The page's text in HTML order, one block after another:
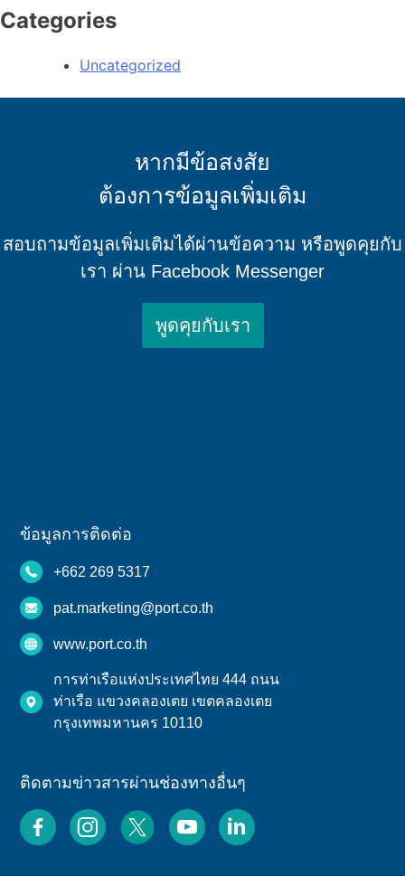
Categories
Uncategorized
หากมีข้อสงสัย
ต้องการข้อมูลเพิ่มเติม
สอบถามข้อมูลเพิ่มเติมได้ผ่านข้อความ หรือพูดคุยกับ
เรา ผ่าน Facebook Messenger
พูดคุยกับเรา
ข้อมูลการติดต่อ
+662 269 5317
pat.marketing@port.co.th
www.port.co.th
การท่าเรือแห่งประเทศไทย 444 ถนน
ท่าเรือ แขวงคลองเตย เขตคลองเตย
กรุงเทพมหานคร 10110
ติดตามข่าวสารผ่านช่องทางอื่นๆ